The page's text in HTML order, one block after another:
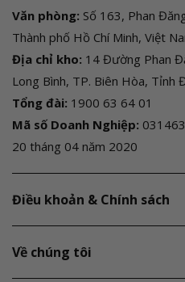
Văn phòng: Số 163, Phan
Thành phố Hồ Chí Minh, Việt
Địa chỉ kho: 14 Đường Phan
Long Bình, TP. Biên Hòa, Tỉnh
Tổng đài: 1900 63 64 01
Mã số Doanh Nghiệp:
20 tháng 04 năm 2020
Điều khoản & Chính sách
Về chúng tôi